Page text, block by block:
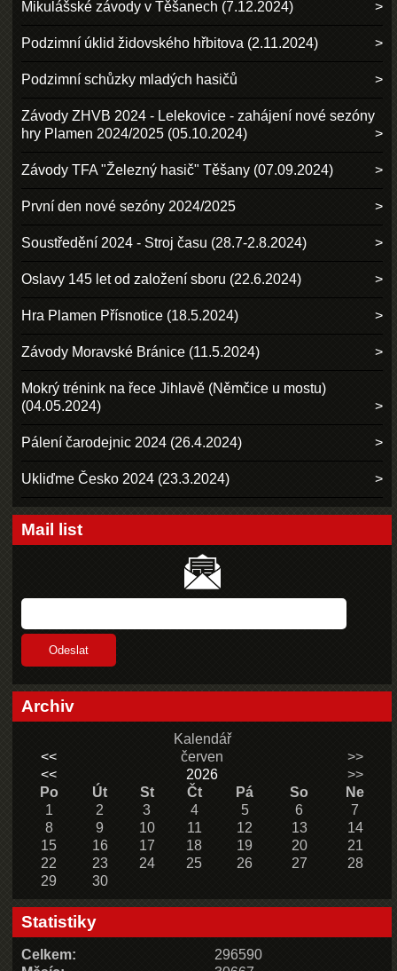
Mikulášské závody v Těšanech (7.12.2024)
Podzimní úklid židovského hřbitova (2.11.2024)
Podzimní schůzky mladých hasičů
Závody ZHVB 2024 - Lelekovice - zahájení nové sezóny
hry Plamen 2024/2025 (05.10.2024)
Závody TFA "Železný hasič" Těšany (07.09.2024)
První den nové sezóny 2024/2025
Soustředění 2024 - Stroj času (28.7-2.8.2024)
Oslavy 145 let od založení sboru (22.6.2024)
Hra Plamen Přísnotice (18.5.2024)
Závody Moravské Bránice (11.5.2024)
Mokrý trénink na řece Jihlavě (Němčice u mostu)
(04.05.2024)
Pálení čarodejnic 2024 (26.4.2024)
Ukliďme Česko 2024 (23.3.2024)
Mail list
Archiv
Kalendář
<<
červen
>>
<<
2026
>>
Po
Út St Čt Pá So
Ne
1
2 3 4 5 6
7
8
9 10 11 12 13
14
15
16 17 18 19 20
21
22
23 24 25 26 27
28
29
30
Statistiky
Celkem:
296590